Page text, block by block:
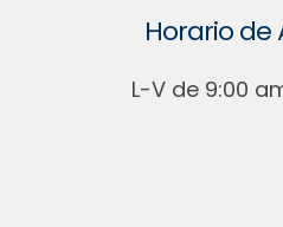
Horario de
L-V de 9:00